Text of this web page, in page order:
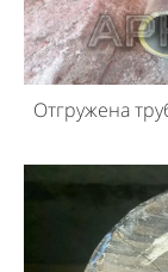
Отгружена